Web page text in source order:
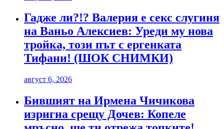
Гадже ли?!? Валерия е секс слугиня
на Ваньо Алексиев: Уреди му нова
тройка, този път с ергенката
Тифани! (ШОК СНИМКИ)
август 6, 2026
Бившият на Ирмена Чичикова
изригна срещу Дочев: Копеле